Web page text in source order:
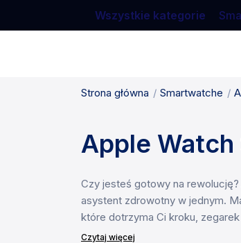
Wszystkie kategorie
Strona główna Smartwatche
Apple Watch
Czy jesteś gotowy na
asystent zdrowotny w jednym.
które dotrzyma Ci kroku,
Czytaj więcej